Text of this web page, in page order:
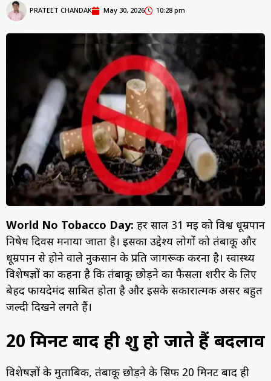
PRATEET CHANDAK May 30, 2026 10:28 pm
World No Tobacco Day: हर साल 31 मई को विश्व धूम्रपान
निषेध दिवस मनाया जाता है। इसका उद्देश्य लोगों को तंबाकू और
धूम्रपान से होने वाले नुकसान के प्रति जागरूक करना है। स्वास्थ्य
विशेषज्ञों का कहना है कि तंबाकू छोड़ने का फैसला शरीर के लिए
बेहद फायदेमंद साबित होता है और इसके सकारात्मक असर बहुत
जल्दी दिखने लगते हैं।
20 मिनट बाद ही शुरू हो जाते हैं बदलाव
विशेषज्ञों के मुताबिक, तंबाकू छोड़ने के सिर्फ 20 मिनट बाद ही